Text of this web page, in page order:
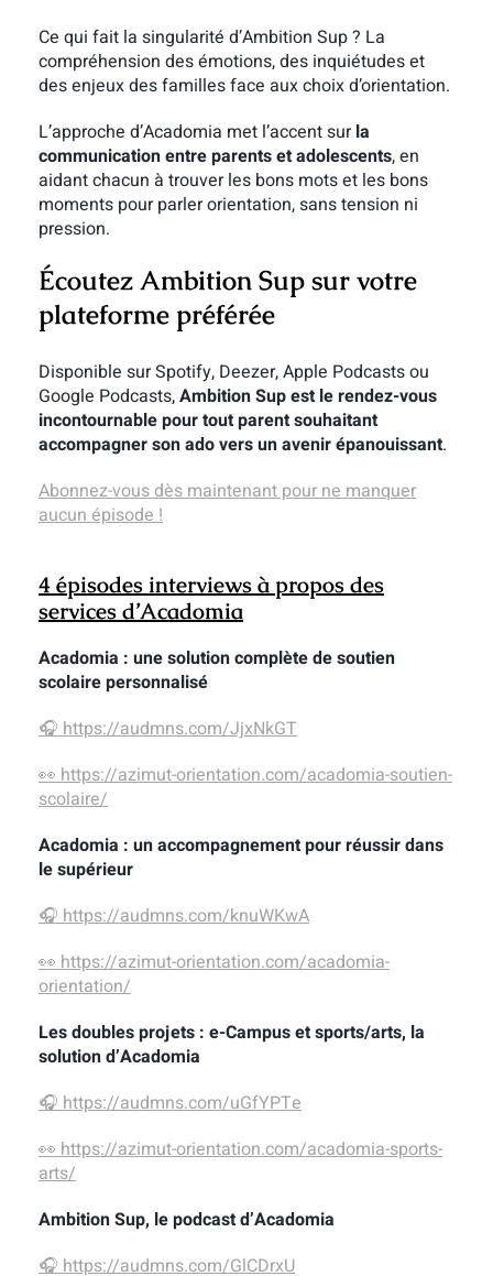
Ce qui fait la singularité d’Ambition Sup ? La
compréhension des émotions, des inquiétudes et
des enjeux des familles face aux choix d’orientation.
L’approche d’Acadomia met l’accent surla
communication entre parents et adolescents, en
aidant chacun à trouver les bons mots et les bons
moments pour parler orientation, sans tension ni
pression.
Écoutez Ambition Sup sur votre
plateforme préférée
Disponible sur Spotify, Deezer, Apple Podcasts ou
Google Podcasts,Ambition Sup est le rendez-vous
incontournable pour tout parent souhaitant
accompagner son ado vers un avenir épanouissant.
Abonnez-vous dès maintenant pour ne manquer
aucun épisode !
4 épisodes interviews à propos des
services d’Acadomia
Acadomia : une solution complète de soutien
scolaire personnalisé
🎧 https://audmns.com/JjxNkGT
👀 https://azimut-orientation.com/acadomia-soutien-
scolaire/
Acadomia : un accompagnement pour réussir dans
le supérieur
🎧https://audmns.com/knuWKwA
👀https://azimut-orientation.com/acadomia-
orientation/
Les doubles projets : e-Campus et sports/arts, la
solution d’Acadomia
🎧https://audmns.com/uGfYPTe
👀https://azimut-orientation.com/acadomia-sports-
arts/
Ambition Sup, le podcast d’Acadomia
🎧https://audmns.com/GlCDrxU